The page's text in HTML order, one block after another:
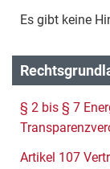
Es gibt keine
§ 2 bis § 7
Artikel 107